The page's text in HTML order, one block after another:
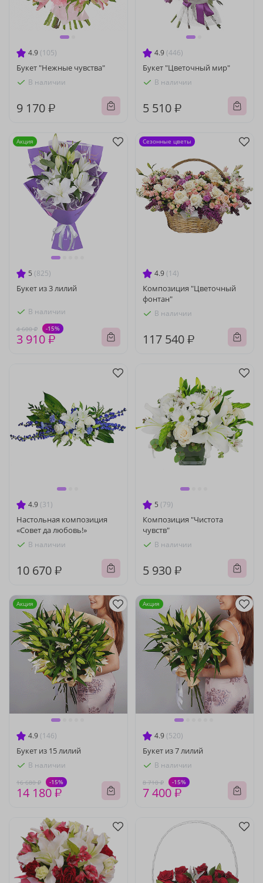
4.9 (105)
Букет "Нежные чувства"
В наличии
9 170 ₽
4.9 (446)
Букет "Цветочный мир"
В наличии
5 510 ₽
5 (825)
Букет из 3 лилий
В наличии
4 600 ₽ -15%
3 910 ₽
Акция
4.9 (14)
Композиция "Цветочный
фонтан"
В наличии
117 540 ₽
Сезонные цветы
4.9 (31)
Настольная композиция
«Совет да любовь!»
В наличии
10 670 ₽
5 (79)
Композиция "Чистота
чувств"
В наличии
5 930 ₽
4.9 (146)
Букет из 15 лилий
В наличии
16 680 ₽ -15%
14 180 ₽
Акция
4.9 (520)
Букет из 7 лилий
В наличии
8 710 ₽ -15%
7 400 ₽
Акция